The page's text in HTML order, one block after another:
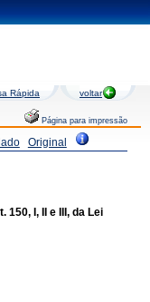
Rápida voltar
Página para impressão
Original
I, II e III, da Lei